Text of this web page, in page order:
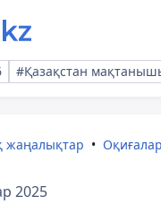
#Қазақстан
жаңалықтар
2025